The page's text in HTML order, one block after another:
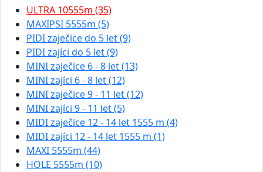
ULTRA 10555m (35)
MAXIPSI 5555m (5)
PIDI zaječice do 5 let (9)
PIDI zajíci do 5 let (9)
MINI zaječice 6 - 8 let (13)
MINI zajíci 6 - 8 let (12)
MINI zaječice 9 - 11 let (12)
MINI zajíci 9 - 11 let (5)
MIDI zaječice 12 - 14 let 1555 m (4)
MIDI zajíci 12 - 14 let 1555 m (1)
MAXI 5555m (44)
HOLE 5555m (10)